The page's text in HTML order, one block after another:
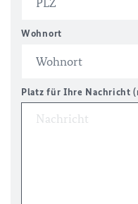
Wohnort
Platz für Ihre Nachricht